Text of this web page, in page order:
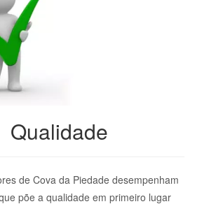
Qualidade
de Cova da Piedade desempenham
põe a qualidade em primeiro lugar